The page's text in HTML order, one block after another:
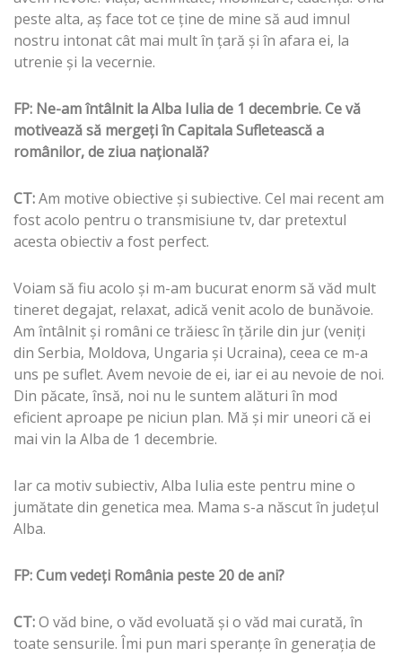
peste alta, aş face tot ce ţine de mine să aud imnul
nostru intonat cât mai mult în ţară şi în afara ei, la
utrenie şi la vecernie.
FP: Ne-am întâlnit la Alba Iulia de 1 decembrie. Ce vă
motivează să mergeţi în Capitala Sufletească a
românilor, de ziua naţională?
CT:Am motive obiective şi subiective. Cel mai recent am
fost acolo pentru o transmisiune tv, dar pretextul
acesta obiectiv a fost perfect.
Voiam să fiu acolo şi m-am bucurat enorm să văd mult
tineret degajat, relaxat, adică venit acolo de bunăvoie.
Am întâlnit şi români ce trăiesc în ţările din jur (veniţi
din Serbia, Moldova, Ungaria şi Ucraina), ceea ce m-a
uns pe suflet. Avem nevoie de ei, iar ei au nevoie de noi.
Din păcate, însă, noi nu le suntem alături în mod
eficient aproape pe niciun plan. Mă şi mir uneori că ei
mai vin la Alba de 1 decembrie.
Iar ca motiv subiectiv, Alba Iulia este pentru mine o
jumătate din genetica mea. Mama s-a născut în judeţul
Alba.
FP: Cum vedeţi România peste 20 de ani?
CT:O văd bine, o văd evoluată şi o văd mai curată, în
toate sensurile. Îmi pun mari speranţe în generaţia de